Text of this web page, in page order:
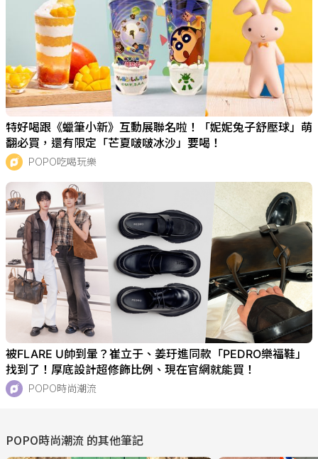
特好喝跟《蠟筆小新》互動展聯名啦！「妮妮兔子舒壓球」萌
翻必買，還有限定「芒夏啵啵冰沙」要喝！
POPO吃喝玩樂
被FLARE U帥到暈？崔立于、姜玗進同款「PEDRO樂福鞋」
找到了！厚底設計超修飾比例、現在官網就能買！
POPO時尚潮流
POPO時尚潮流 的其他筆記